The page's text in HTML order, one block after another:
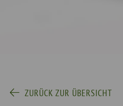
ZURÜCK ZUR ÜBERSICHT